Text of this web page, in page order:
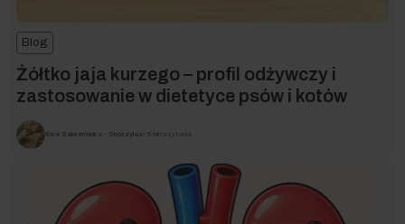
Blog
Żółtko jaja kurzego – profil odżywczy i
zastosowanie w dietetyce psów i kotów
Ewa Salwerowicz - Skoczylas • 5 min czytania